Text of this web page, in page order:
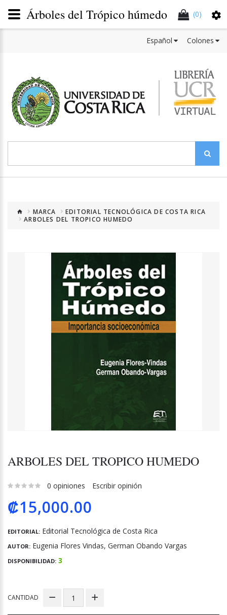
(0)
Colones
Español
MARCA
EDITORIAL TECNOLÓGICA DE COSTA RICA
ARBOLES DEL TROPICO HUMEDO
ARBOLES DEL TROPICO HUMEDO
0 opiniones Escribir opinión
₡15,000.00
EDITORIAL: Editorial Tecnológica de Costa Rica
AUTOR: Eugenia Flores Vindas, German Obando Vargas
DISPONIBILIDAD: 3
CANTIDAD
Árboles del Trópico húmedo